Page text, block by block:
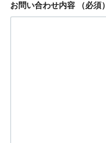
お問い合わせ内容 （必須）